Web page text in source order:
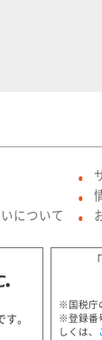
について
●
●
●
。
※国税庁
※登録番
しくは、